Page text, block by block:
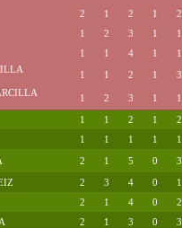
2 1 2 1 2
1 2 3 1 1
1 1 4 1 1
1 1 2 1 3
1 2 3 1 1
1 1 2 1 2
1 1 1 1 1
2 1 5 0 3
2 3 4 0 1
2 1 4 0 2
2 1 3 0 3